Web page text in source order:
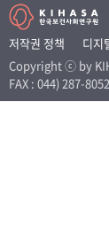
저작권 정책 디지
Copyright ⓒ by
FAX : 044) 287-8052